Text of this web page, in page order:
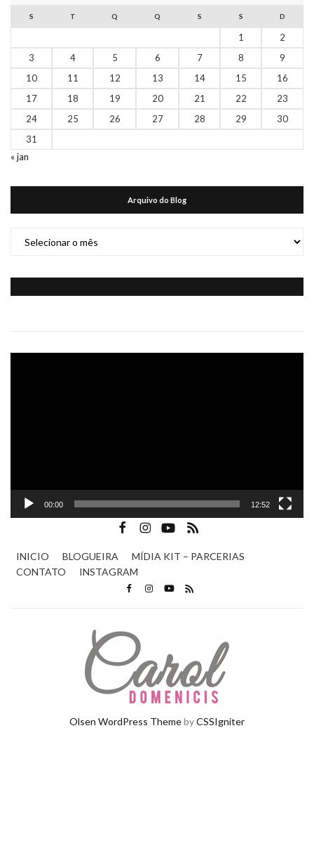
S T Q Q S S D
1
2
3
4 5 6 7 8
9
10
11 12 13 14 15
16
17
18 19 20 21 22
23
24
25 26 27 28 29
30
31
« jan
Arquivo do Blog
00:00 12:52
INICIO BLOGUEIRA
MÍDIA KIT – PARCERIAS
CONTATO
INSTAGRAM
Olsen WordPress ThemebyCSSIgniter